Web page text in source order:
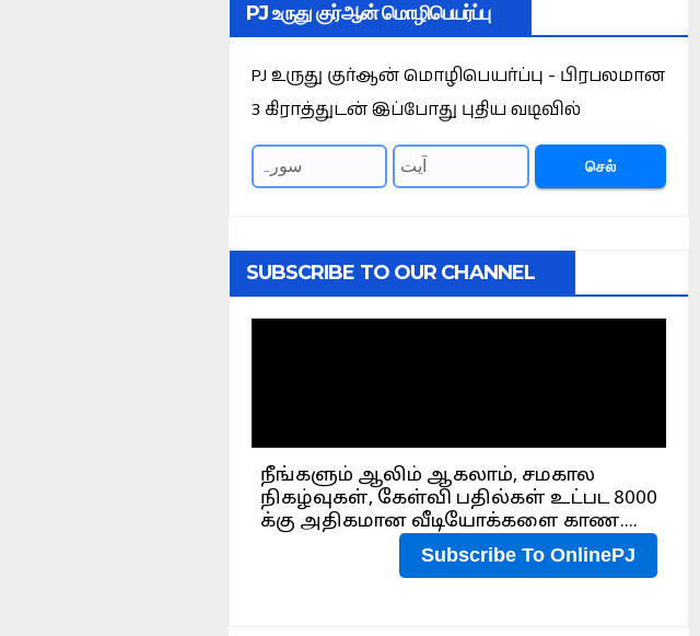
PJ உருது குர்ஆன் மொழிபெயர்ப்பு
PJ உருது குர்ஆன் மொழிபெயர்ப்பு - பிரபலமான
3 கிராத்துடன் இப்போது புதிய வடிவில்
செல்
SUBSCRIBE TO OUR CHANNEL